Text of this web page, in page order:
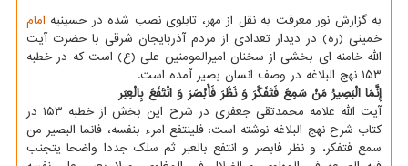
به گزارش نور معرفت به نقل از مهر، تابلوی نصب شده در حسینیه امام
خمینی (ره) در دیدار تعدادی از مردم آذربایجان شرقی با حضرت آیت
الله خامنه ای بخشی از سخنان امیرالمومنین علی (ع) است که در خطبه
۱۵۳ نهج البلاغه در وصف انسان بصیر آمده است.
إِنَّمَا الْبَصِیرُ مَنْ سَمِعَ فَتَفَکَّرَ وَ نَظَرَ فَأَبْصَرَ وَ انْتَفَعَ بِالْعِبَر
آیت الله علامه محمدتقی جعفری در شرح این بخش از خطبه ۱۵۳ در
کتاب شرح نهج البلاغه نوشته است: فلینتفع امرء بنفسه، فانما البصیر من
سمع فتفکر، و نظر فابصر و انتفع بالعبر ثم سلک جددا واضحا یتجنب